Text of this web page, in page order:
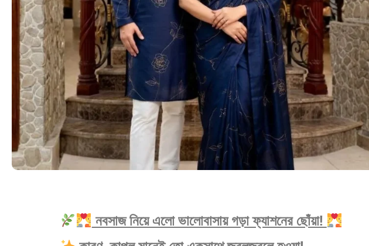
নবসাজ নিয়ে এলো ভালোবাসায় গড়া ফ্যাশনের ছোঁয়া!